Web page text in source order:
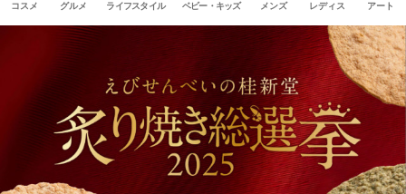
コスメ グルメ ライフスタイル ベビー・キッズ メンズ レディス アート